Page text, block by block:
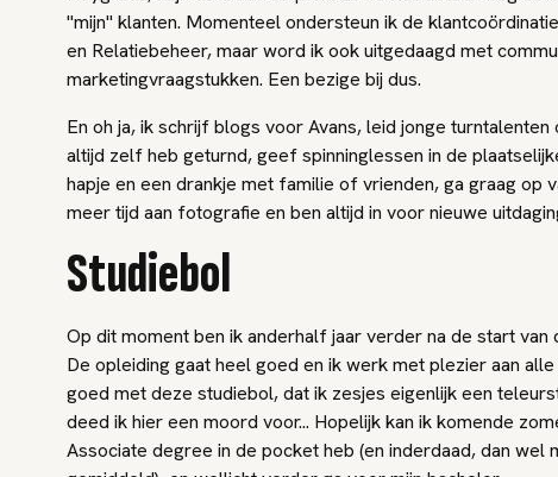
"mijn" klanten. Momenteel ondersteun ik de
en Relatiebeheer, maar word ik ook uitgedaagd met
marketingvraagstukken. Een bezige bij dus.
En oh ja, ik schrijf blogs voor Avans, leid jonge
altijd zelf heb geturnd, geef spinninglessen in de
hapje en een drankje met familie of vrienden, ga graag op
meer tijd aan fotografie en ben altijd in voor nieuwe
Studiebol
Op dit moment ben ik anderhalf jaar verder na de start van
De opleiding gaat heel goed en ik werk met plezier aan
goed met deze studiebol, dat ik zesjes eigenlijk een
deed ik hier een moord voor... Hopelijk kan ik komende
Associate degree in de pocket heb (en inderdaad, dan wel